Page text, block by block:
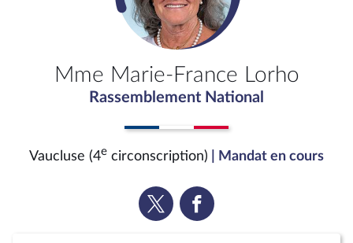
Mme Marie-France Lorho
Rassemblement National
Vaucluse (4e circonscription) | Mandat en cours
Voir
la
Voir
la